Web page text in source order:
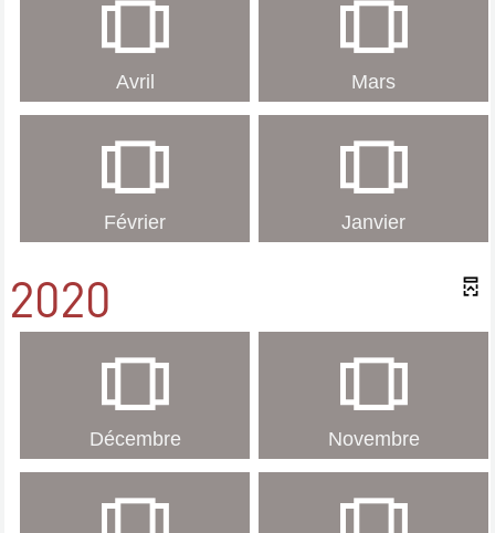
Avril Mars
Février Janvier
2020
Décembre Novembre